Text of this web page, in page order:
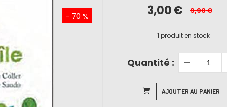
- 70 % 3,00€ 9,90€
1 produit en stock
Quantité :
AJOUTER AU PANIER